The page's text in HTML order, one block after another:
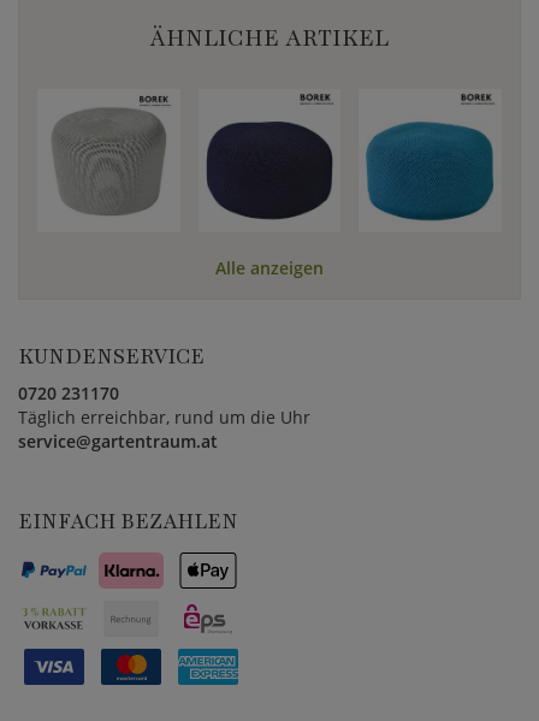
ÄHNLICHE ARTIKEL
Alle anzeigen
KUNDENSERVICE
0720 231170
Täglich erreichbar, rund um die Uhr
service@gartentraum.at
EINFACH BEZAHLEN